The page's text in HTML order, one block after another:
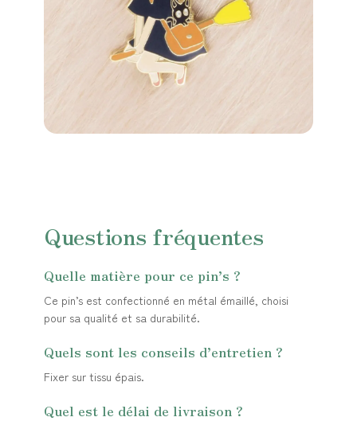
Questions fréquentes
Quelle matière pour ce pin’s ?
Ce pin’s est confectionné en métal émaillé, choisi
pour sa qualité et sa durabilité.
Quels sont les conseils d’entretien ?
Fixer sur tissu épais.
Quel est le délai de livraison ?